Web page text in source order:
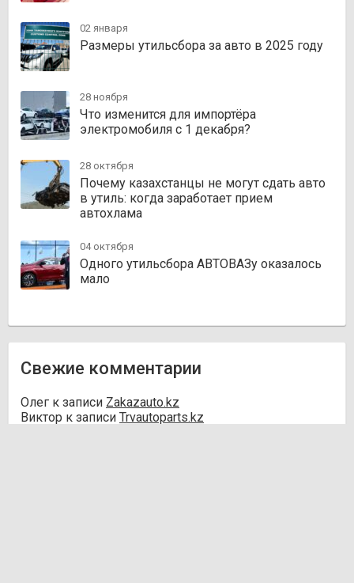
02 января
Размеры утильсбора за авто в 2025 году
28 ноября
Что изменится для импортёра
электромобиля с 1 декабря?
28 октября
Почему казахстанцы не могут сдать авто
в утиль: когда заработает прием
автохлама
04 октября
Одного утильсбора АВТОВАЗу оказалось
мало
Свежие комментарии
Олег к записи Zakazauto.kz
Виктор к записи Trvautoparts.kz